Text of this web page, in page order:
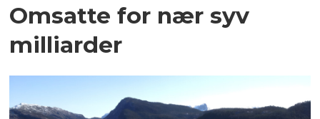
Omsatte for nær syv
milliarder